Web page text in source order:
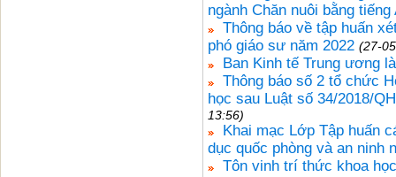
ngành Chăn nuôi bằng tiếng
Thông báo về tập huấn
phó giáo sư năm 2022 (27-
Ban Kinh tế Trung ương
Thông báo số 2 tổ chức
học sau Luật số 34/2018/
13:56)
Khai mạc Lớp Tập huấn
dục quốc phòng và an ninh
Tôn vinh trí thức khoa